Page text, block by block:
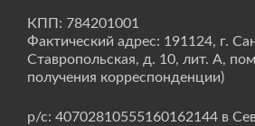
КПП: 784201001
Фактический адрес: 191124, г.
Ставропольская, д. 10, лит. А,
получения корреспонденции)
р/с: 40702810555160162144 в